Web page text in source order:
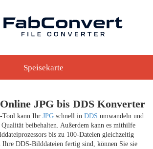
Speisekarte
JPG bis DDS Konverter
Tool kann Ihr JPGschnell in DDS umwandeln und
Qualität beibehalten. Außerdem kann es mithilfe
bis zu 100-Dateien gleichzeitig
Ihre DDS-Bilddateien fertig sind, können Sie sie